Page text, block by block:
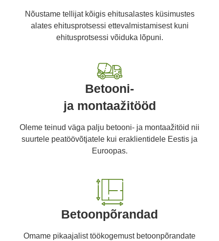
Nõustame tellijat kõigis ehitusalastes küsimustes
alates ehitusprotsessi ettevalmistamisest kuni
ehitusprotsessi võiduka lõpuni.
Betooni-
ja montaažitööd
Oleme teinud väga palju betooni- ja montaažitöid nii
suurtele peatöövõtjatele kui eraklientidele Eestis ja
Euroopas.
Betoonpõrandad
Omame pikaajalist töökogemust betoonpõrandate